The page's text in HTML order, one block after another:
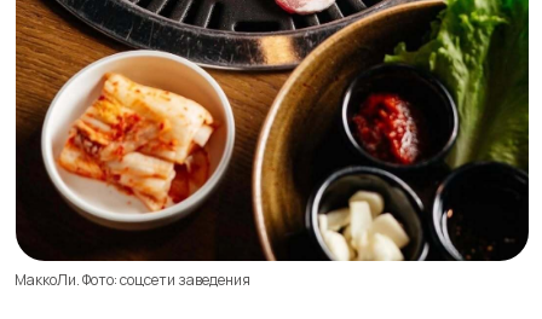
Такояки. Фото: соцсети заведения
​​ВО 8-я линия, 45
Наверное, самый аутентичный экспириенс в нашей
ДЛУГА ПЛИХАДИ